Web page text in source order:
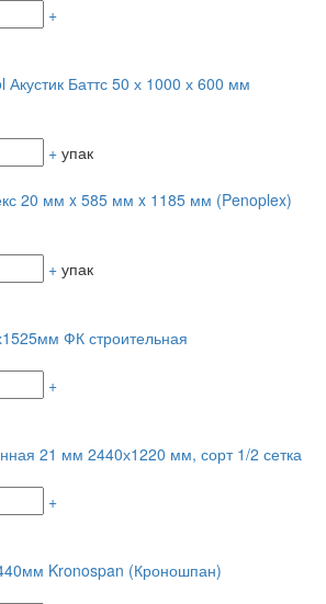
+
Акустик Баттс 50 х 1000 х 600 мм
+ упак
20 мм x 585 мм x 1185 мм (Penoplex)
+ упак
ФК строительная
+
21 мм 2440х1220 мм, сорт 1/2 сетка
+
Kronospan (Кроношпан)